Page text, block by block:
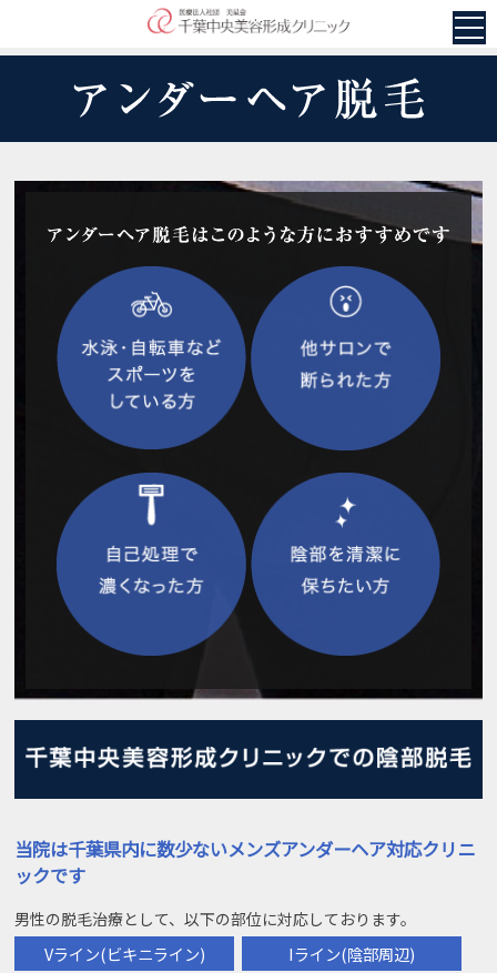
当院は千葉県内に数少ないメンズアンダーヘア対応クリニ
ックです
男性の脱毛治療として、以下の部位に対応しております。
Vライン(ビキニライン)
Iライン(陰部周辺)